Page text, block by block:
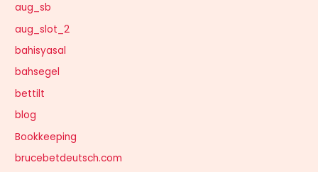
aug_sb
aug_slot_2
bahisyasal
bahsegel
bettilt
blog
Bookkeeping
brucebetdeutsch.com